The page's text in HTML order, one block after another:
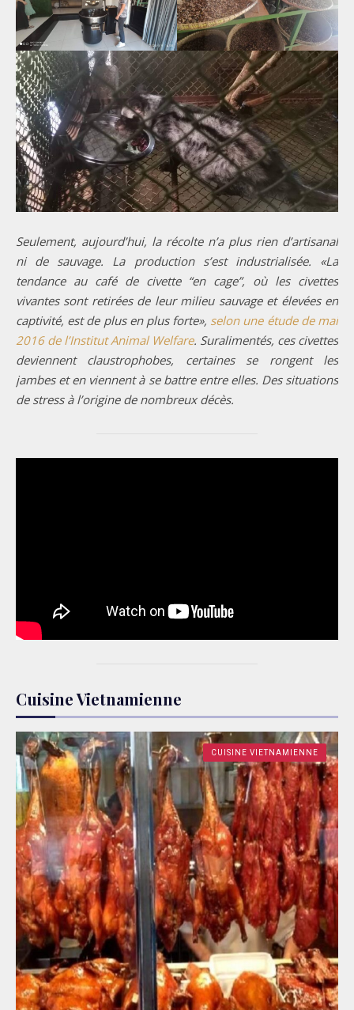
Seulement, aujourd’hui, la récolte n’a plus rien d’artisanal
ni de sauvage. La production s’est industrialisée. «La
tendance au café de civette “en cage”, où les civettes
vivantes sont retirées de leur milieu sauvage et élevées en
captivité, est de plus en plus forte», selon une étude de mai
2016 de l’Institut Animal Welfare. Suralimentés, ces civettes
deviennent claustrophobes, certaines se rongent les
jambes et en viennent à se battre entre elles. Des situations
de stress à l’origine de nombreux décès.
Cuisine Vietnamienne
CUISINE VIETNAMIENNE